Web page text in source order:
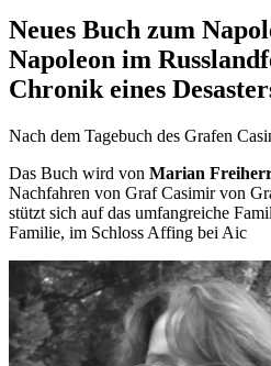
Neues Buch zum
Napoleon im
Chronik eines
Nach dem Tagebuch des Grafen
Das Buch wird von Marian
Nachfahren von Graf Casimir von
stützt sich auf das umfangreiche
Familie, im Schloss Affing bei Aic